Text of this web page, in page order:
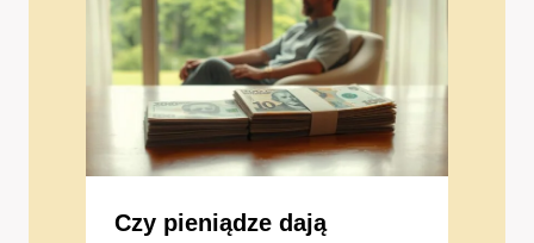
Czy pieniądze dają